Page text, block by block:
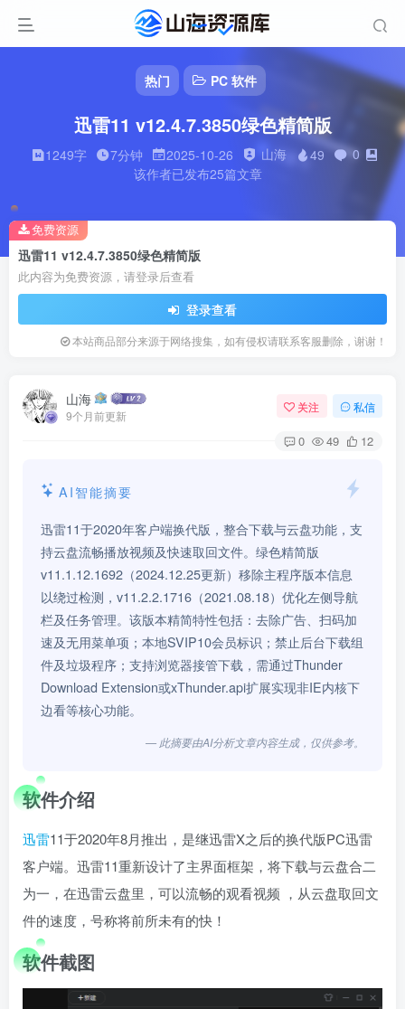
热门 PC 软件
迅雷11 v12.4.7.3850绿色精简版
1249字 7分钟 2025-10-26 山海 49
0
该作者已发布25篇文章
迅雷11 v12.4.7.3850绿色精简版
此内容为免费资源，请登录后查看
登录查看
本站商品部分来源于网络搜集，如有侵权请联系客服删除，谢谢！
免费资源
山海
9个月前更新
关注 私信
0 49 12
AI智能摘要
迅雷11于2020年客户端换代版，整合下载与云盘功能，支
持云盘流畅播放视频及快速取回文件。绿色精简版
v11.1.12.1692（2024.12.25更新）移除主程序版本信息
以绕过检测，v11.2.2.1716（2021.08.18）优化左侧导航
栏及任务管理。该版本精简特性包括：去除广告、扫码加
速及无用菜单项；本地SVIP10会员标识；禁止后台下载组
件及垃圾程序；支持浏览器接管下载，需通过Thunder
Download Extension或xThunder.api扩展实现非IE内核下
边看等核心功能。
— 此摘要由AI分析文章内容生成，仅供参考。
软件介绍
迅雷11于2020年8月推出，是继迅雷X之后的换代版PC迅雷
客户端。迅雷11重新设计了主界面框架，将下载与云盘合二
为一，在迅雷云盘里，可以流畅的观看视频 ，从云盘取回文
件的速度，号称将前所未有的快！
软件截图